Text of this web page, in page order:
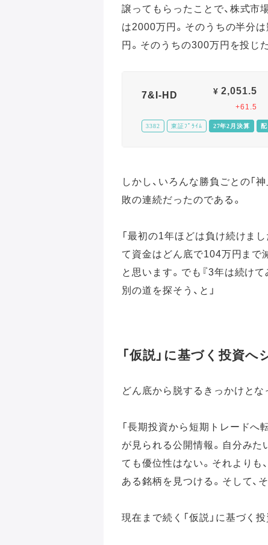
譲ってもらったことで、株式市
は2000万円。そのうちの半分
円。そのうちの300万円を投じた
7&I-HD ¥2,051.5
+61.5
3382 東証ﾌﾟﾗｲﾑ 27年2月決算 配
しかし、いろんな勝負ごとの「
敗の連続だったのである。
「最初の1年ほどは負け続けま
て資金はどん底で104万円まで
と思います。でも『3年は続け
別の道を探そう、と」
「仮説」に基づく投資
どん底から脱するきっかけとな
「長期投資から短期トレード
が見られる公開情報。自分み
ても優位性はない。それよりも
ある銘柄を見つける。そして、
現在まで続く「仮説」に基づく